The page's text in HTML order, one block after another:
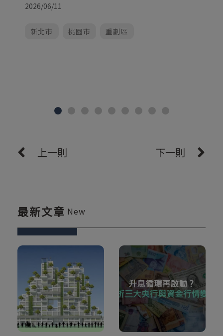
2026/06/11
新北市 桃園市 重劃區
上一則 下一則
最新文章 New